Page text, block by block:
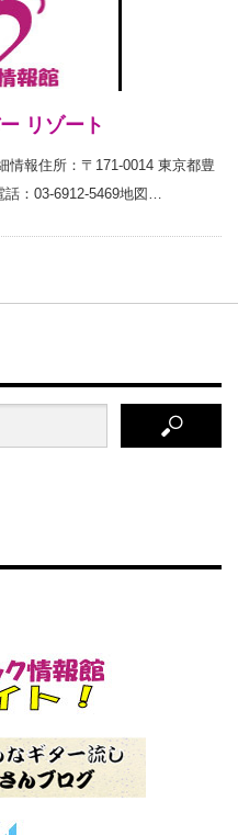
リゾート
情報住所：〒171-0014 東京都豊
：03-6912-5469地図…